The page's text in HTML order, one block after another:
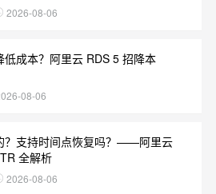
2026-08-06
成本？阿里云 RDS 5 招降本
08-06
？支持时间点恢复吗？——阿里云
全解析
2026-08-06